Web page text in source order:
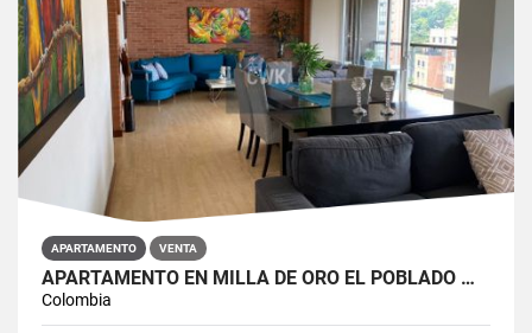
APARTAMENTO VENTA
APARTAMENTO EN MILLA DE ORO EL POBLADO MEDELLIN
Colombia